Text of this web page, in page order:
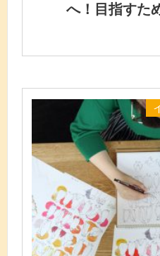
へ！目指すた